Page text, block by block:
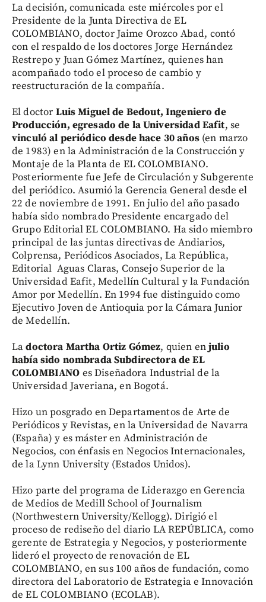
La decisión, comunicada este miércoles por el
Presidente de la Junta Directiva de EL
COLOMBIANO, doctor Jaime Orozco Abad, contó
con el respaldo de los doctores Jorge Hernández
Restrepo y Juan Gómez Martínez, quienes han
acompañado todo el proceso de cambio y
reestructuración de la compañía.
El doctor Luis Miguel de Bedout, Ingeniero de
Producción, egresado de la Universidad Eafit, se
vinculó al periódico desde hace 30 años(en marzo
de 1983) en la Administración de la Construcción y
Montaje de la Planta de EL COLOMBIANO.
Posteriormente fue Jefe de Circulación y Subgerente
del periódico. Asumió la Gerencia General desde el
22 de noviembre de 1991. En julio del año pasado
había sido nombrado Presidente encargado del
Grupo Editorial EL COLOMBIANO. Ha sido miembro
principal de las juntas directivas de Andiarios,
Colprensa, Periódicos Asociados, La República,
Editorial Aguas Claras, Consejo Superior de la
Universidad Eafit, Medellín Cultural y la Fundación
Amor por Medellín. En 1994 fue distinguido como
Ejecutivo Joven de Antioquia por la Cámara Junior
de Medellín.
Ladoctora Martha Ortiz Gómez, quien enjulio
había sido nombrada Subdirectora de EL
COLOMBIANO es Diseñadora Industrial de la
Universidad Javeriana, en Bogotá.
Hizo un posgrado en Departamentos de Arte de
Periódicos y Revistas, en la Universidad de Navarra
(España) y es máster en Administración de
Negocios, con énfasis en Negocios Internacionales,
de la Lynn University (Estados Unidos).
Hizo parte del programa de Liderazgo en Gerencia
de Medios de Medill School of Journalism
(Northwestern University/Kellogg). Dirigió el
proceso de rediseño del diario LA REPÚBLICA, como
gerente de Estrategia y Negocios, y posteriormente
lideró el proyecto de renovación de EL
COLOMBIANO, en sus 100 años de fundación, como
directora del Laboratorio de Estrategia e Innovación
de EL COLOMBIANO (ECOLAB).